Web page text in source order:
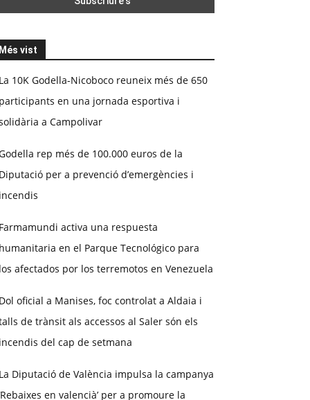
Més vist
La 10K Godella-Nicoboco reuneix més de 650
participants en una jornada esportiva i
a Campolivar
rep més de 100.000 euros de la
Diputació per a prevenció d’emergències i
incendis
Farmamundi activa una respuesta
humanitaria en el Parque Tecnológico para
los afectados por los terremotos en Venezuela
Dol oficial a Manises, foc controlat a Aldaia i
de trànsit als accessos al Saler són els
incendis del cap de setmana
La Diputació de València impulsa la campanya
en valencià’ per a promoure la